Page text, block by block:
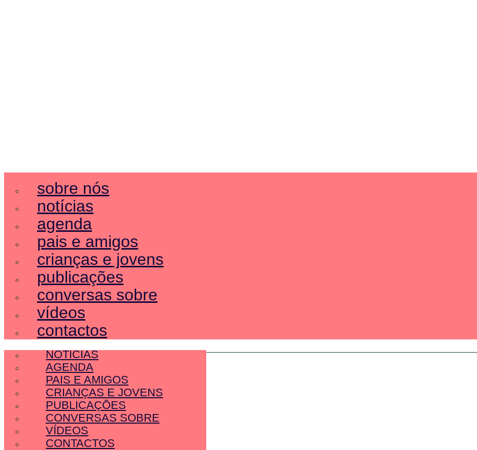
sobre nós
notícias
agenda
pais e amigos
crianças e jovens
publicações
conversas sobre
vídeos
contactos
SOBRE NÓS
NOTÍCIAS
AGENDA
PAIS E AMIGOS
CRIANÇAS E JOVENS
PUBLICAÇÕES
CONVERSAS SOBRE
VÍDEOS
CONTACTOS